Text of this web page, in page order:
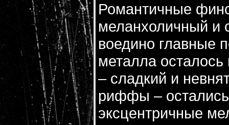
Романтичные
меланхоличный и
воедино главные
металла
– сладкий и
риффы –
эксцентричные